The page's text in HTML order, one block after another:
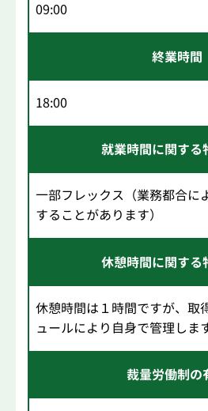
09:00
終業時間
18:00
就業時間に関する
一部フレックス（業務都合に
することがあります）
休憩時間に関する
休憩時間は１時間ですが、取
ュールにより自身で管理しま
裁量労働制の